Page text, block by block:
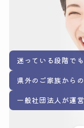
迷っている段階でも
県外のご家族からの
一般社団法人が運営